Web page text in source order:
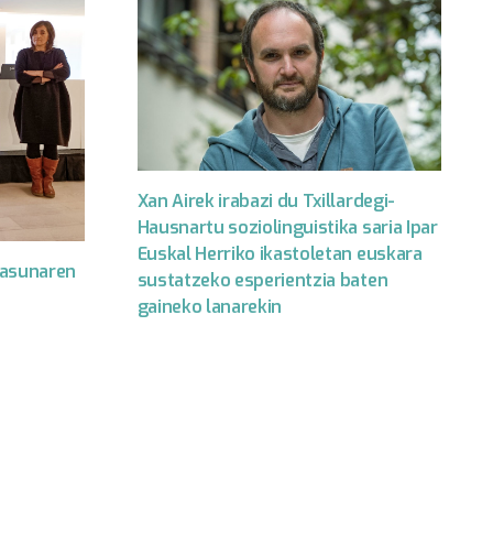
Xan Airek irabazi du Txillardegi-
Hausnartu soziolinguistika saria Ipar
Euskal Herriko ikastoletan euskara
sustatzeko esperientzia baten
gaineko lanarekin